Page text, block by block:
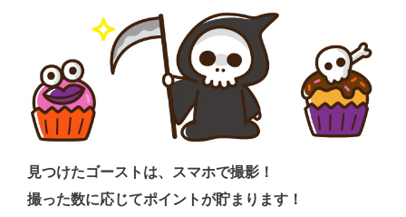
見つけたゴーストは、スマホで撮影！
撮った数に応じてポイントが貯まります！